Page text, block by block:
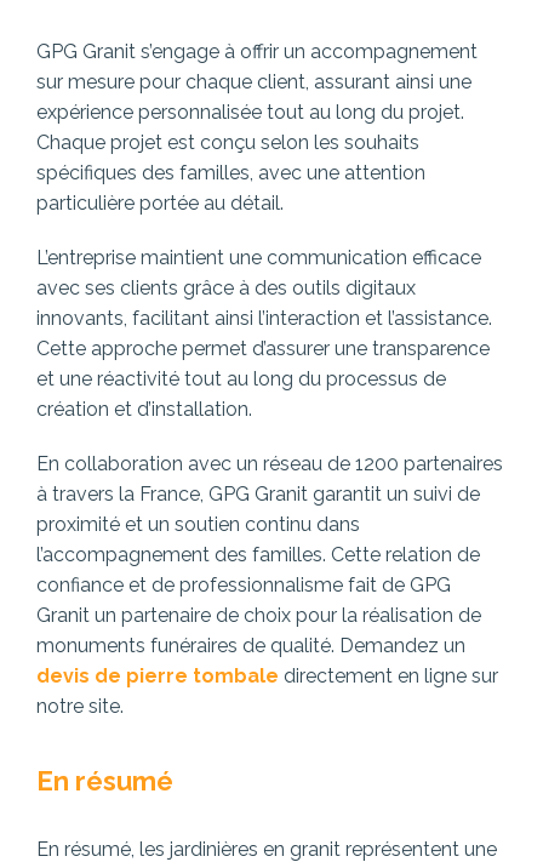
GPG Granit s’engage à offrir un accompagnement
sur mesure pour chaque client, assurant ainsi une
expérience personnalisée tout au long du projet.
Chaque projet est conçu selon les souhaits
spécifiques des familles, avec une attention
particulière portée au détail.
L’entreprise maintient une communication efficace
avec ses clients grâce à des outils digitaux
innovants, facilitant ainsi l’interaction et l’assistance.
Cette approche permet d’assurer une transparence
et une réactivité tout au long du processus de
création et d’installation.
En collaboration avec un réseau de 1200 partenaires
à travers la France, GPG Granit garantit un suivi de
proximité et un soutien continu dans
l’accompagnement des familles. Cette relation de
confiance et de professionnalisme fait de GPG
Granit un partenaire de choix pour la réalisation de
monuments funéraires de qualité. Demandez un
devis de pierre tombale directement en ligne sur
notre site.
En résumé
En résumé, les jardinières en granit représentent une